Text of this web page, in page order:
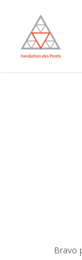
content
Bravo